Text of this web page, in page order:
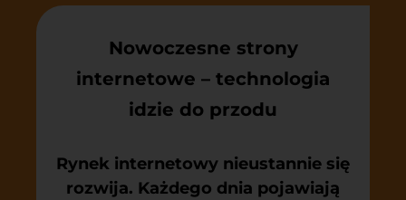
Nowoczesne strony
internetowe – technologia
idzie do przodu
Rynek internetowy nieustannie się
rozwija. Każdego dnia pojawiają